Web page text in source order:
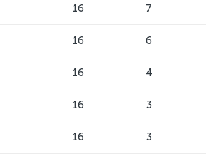
16 7
16 6
16 4
16 3
16 3